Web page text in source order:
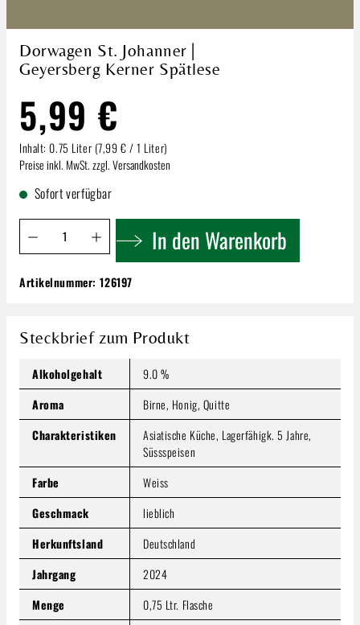
Dorwagen St. Johanner |
Geyersberg Kerner Spätlese
5,99 €
Inhalt: 0.75 Liter (7,99 € / 1 Liter)
Preise inkl. MwSt. zzgl. Versandkosten
Sofort verfügbar
Produkt Anzahl: Gib den gewünschten Wert ein oder
In den Warenkorb
Dorwagen St. Johanner | Geyersberg Kerner
5,99 €
Preise inkl. MwSt. zzgl. Versandkosten
Produkt Anzahl: Gib den gewünschten Wert ein oder
In den Warenkorb
Artikelnummer:126197
Steckbrief zum Produkt
Alkoholgehalt
9.0 %
Aroma
Birne, Honig, Quitte
Charakteristiken
Asiatische Küche, Lagerfähigk. 5 Jahre,
Süssspeisen
Farbe
Weiss
Geschmack
lieblich
Herkunftsland
Deutschland
Jahrgang
2024
Menge
0,75 Ltr. Flasche